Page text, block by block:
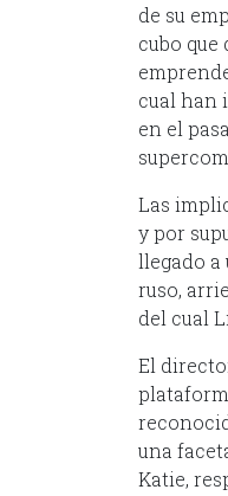
de su
cubo
cual han
en el
Las
y por
llegado a
ruso,
del cual
El
una
Katie,